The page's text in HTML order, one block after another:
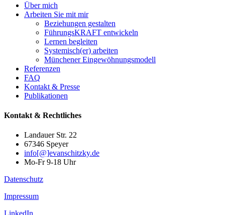
Über mich
Arbeiten Sie mit mir
Beziehungen gestalten
FührungsKRAFT entwickeln
Lernen begleiten
Systemisch(er) arbeiten
Münchener Eingewöhnungsmodell
Referenzen
FAQ
Kontakt & Presse
Publikationen
Kontakt & Rechtliches
Landauer Str. 22
67346 Speyer
info[@]evanschitzky.de
Mo-Fr 9-18 Uhr
Datenschutz
Impressum